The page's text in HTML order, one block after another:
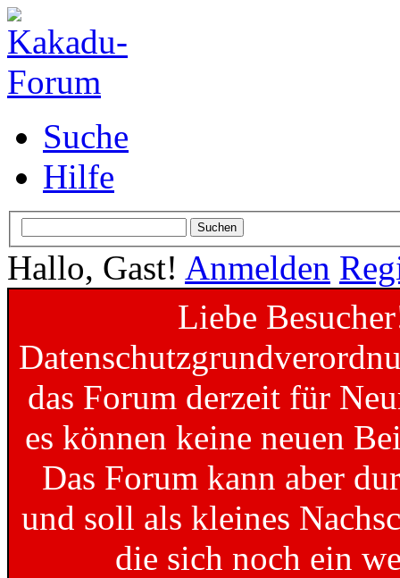
Suche
Hilfe
Hallo, Gast! Anmelden
Liebe
das Forum derzeit für
es können keine neuen
Das Forum kann aber
und soll als kleines
die sich noch ein